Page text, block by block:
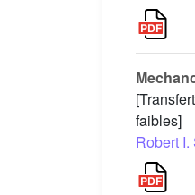
faibles]
Robert